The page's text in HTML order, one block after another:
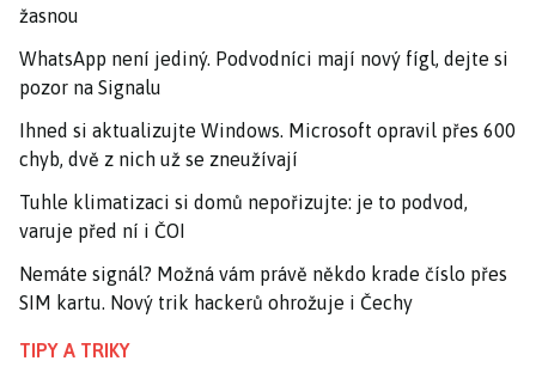
žasnou
WhatsApp není jediný. Podvodníci mají nový fígl, dejte si
pozor na Signalu
Ihned si aktualizujte Windows. Microsoft opravil přes 600
chyb, dvě z nich už se zneužívají
Tuhle klimatizaci si domů nepořizujte: je to podvod,
varuje před ní i ČOI
Nemáte signál? Možná vám právě někdo krade číslo přes
SIM kartu. Nový trik hackerů ohrožuje i Čechy
TIPY A TRIKY